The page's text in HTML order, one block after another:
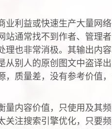
业利益或快速生产大量网
站通常找不到作者、管理
理也非常消极。其输出内
从别人的原创图文中盗译
，质量差，没有参考价值
内容价值，只使用及其
关注搜索引擎优化，只要